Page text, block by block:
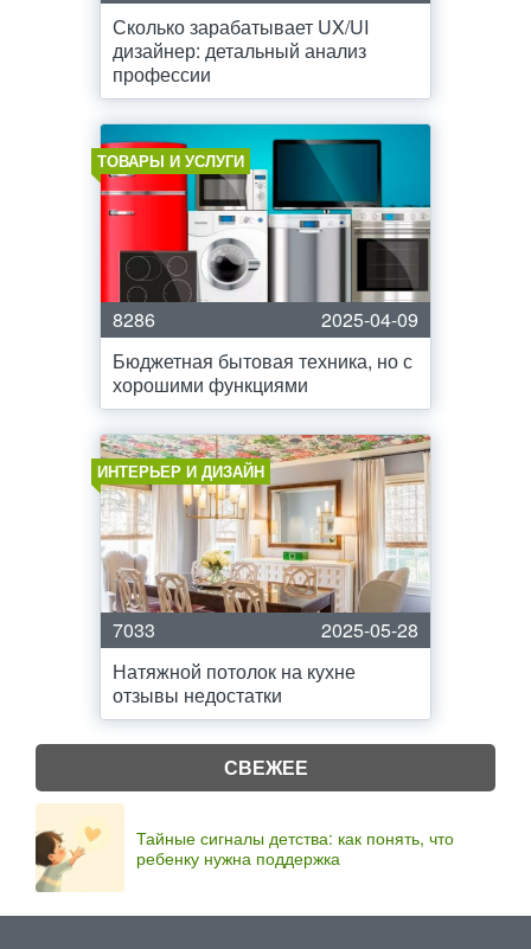
Сколько зарабатывает UX/UI
дизайнер: детальный анализ
профессии
ТОВАРЫ И УСЛУГИ
8286
2025-04-09
Бюджетная бытовая техника, но с
хорошими функциями
ИНТЕРЬЕР И ДИЗАЙН
7033
2025-05-28
Натяжной потолок на кухне
отзывы недостатки
СВЕЖЕЕ
Тайные сигналы детства: как понять, что
ребенку нужна поддержка